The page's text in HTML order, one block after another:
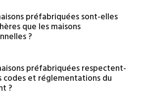
préfabriquées sont-elles
que les maisons
?
préfabriquées respectent-
codes et réglementations du
?